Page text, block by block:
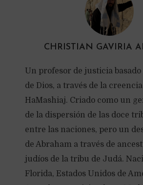
CHRISTIAN GAVIRIA
Un profesor de justicia basado
de Dios, a través de la
HaMashiaj. Criado como un
de la dispersión de las doce
entre las naciones, pero un
de Abraham a través de
judíos de la tribu de Judá.
Florida, Estados Unidos de